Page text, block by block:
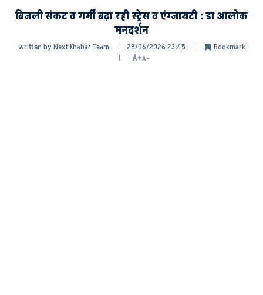
बिजली संकट व गर्मी बढ़ा रही स्ट्रेस व एंग्जायटी : डा आलोक
मनदर्शन
written byNext Khabar Team 28/06/2026 23:45
Bookmark
A+A-